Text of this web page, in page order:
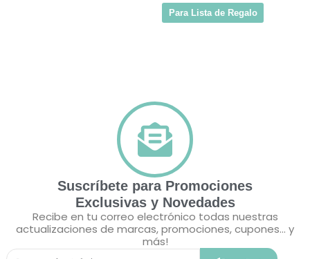
Para Lista de Regalo
Suscríbete para Promociones
Exclusivas y Novedades
Recibe en tu correo electrónico todas nuestras
actualizaciones de marcas, promociones, cupones... y
más!
Correo